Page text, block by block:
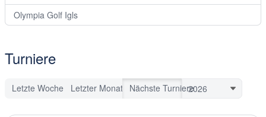
Olympia Golf Igls
Turniere
Letzte Woche Letzter Monat Nächste Turniere